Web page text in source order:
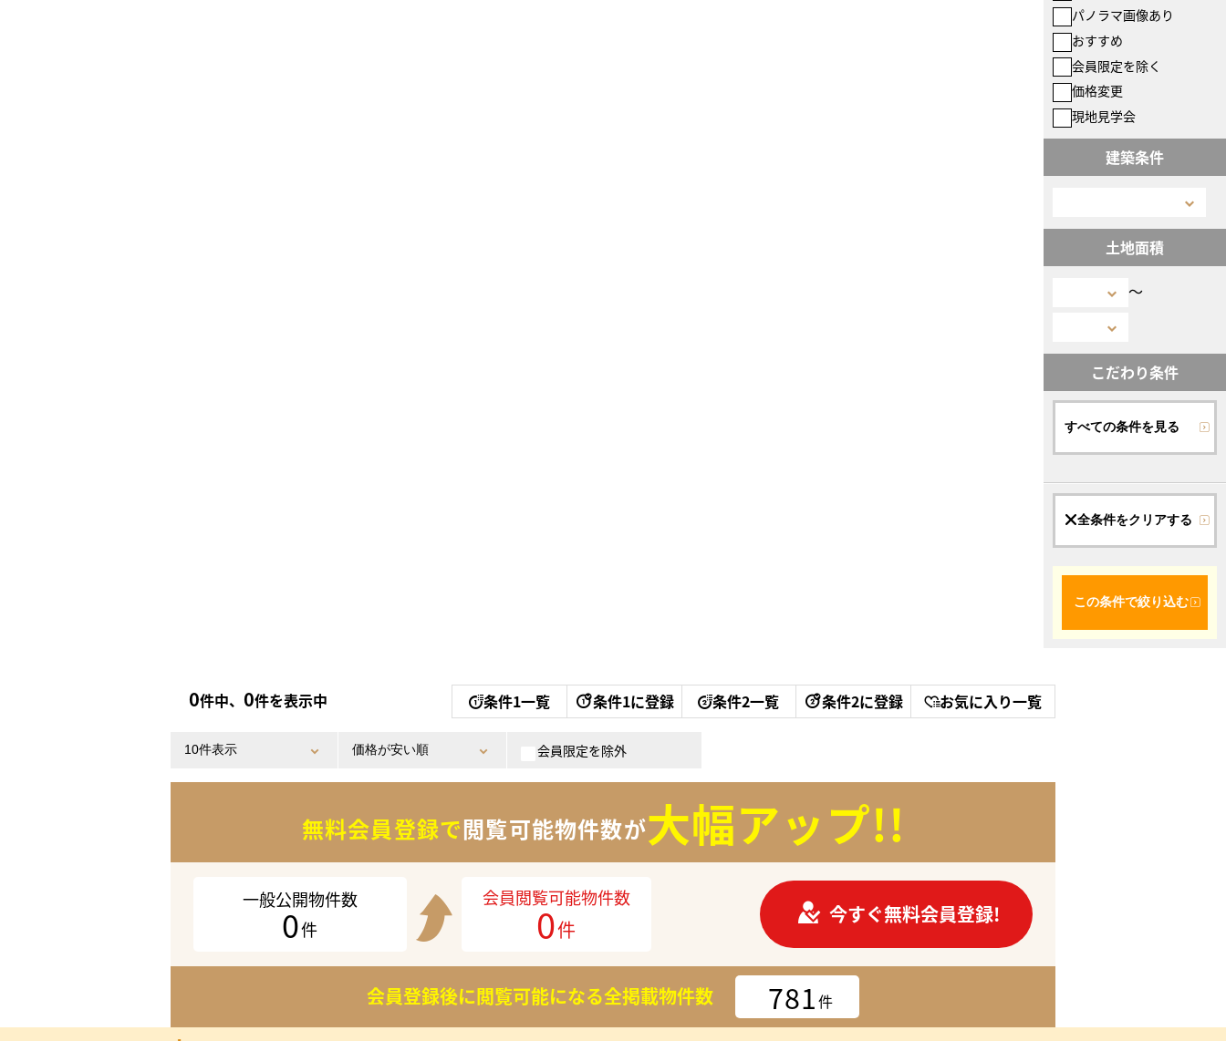
パノラマ画像あり
おすすめ
会員限定を除く
価格変更
現地見学会
建築条件
土地面積
〜
こだわり条件
すべての条件を見る
全条件をクリアする
この条件で絞り込む
0件中、 0件を表示中 条件1一覧 条件1に登録 条件2一覧 条件2に登録 お気に入り一覧
会員限定を除外
無料会員登録で閲覧可能物件数が大幅アップ!!
一般公開物件数
0件
会員閲覧可能物件数
0件
今すぐ無料会員登録!
会員登録後に閲覧可能になる全掲載物件数 781件